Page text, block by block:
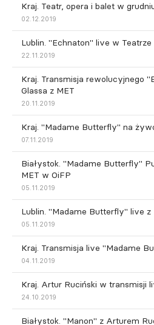
Kraj. Teatr, opera i balet w
02.12.2019
Lublin. "Echnaton" live w
22.11.2019
Kraj. Transmisja rewolucyjnego
Glassa z MET
20.11.2019
Kraj. "Madame Butterfly" na
07.11.2019
Białystok. "Madame Butterfly"
MET w OiFP
05.11.2019
Lublin. "Madame Butterfly" live z
05.11.2019
Kraj. Transmisja live "Madame
04.11.2019
Kraj. Artur Ruciński w transmisji
24.10.2019
Białystok. "Manon" z Arturem